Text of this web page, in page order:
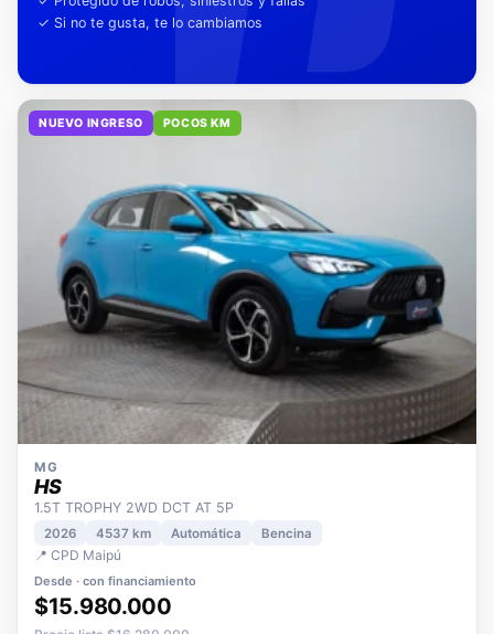
✓ Protegido de robos, siniestros y fallas
MG
HS
1.5T TROPHY 2WD DCT AT 5P
2026 4537 km
📍 CPD Maipú
Desde · con financiamiento
$15.980.000